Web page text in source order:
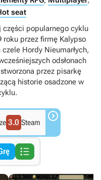
seat
części popularnego cyklu
roku przez firmę Kalypso
Hordy Nieumarłych,
odsłonach
przez pisarkę
historie osadzone w
3.0 Steam 
